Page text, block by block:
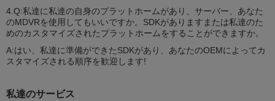
4.Q:私達に私達の自身のプラットホームがあり、サーバー、あなた
のMDVRを使用してもいいですか。SDKがありますまたは私達のた
めのカスタマイズされたプラットホームをすることができますか。
A:はい、私達に準備ができたSDKがあり、あなたのOEMによってカ
スタマイズされる順序を歓迎します!
私達のサービス